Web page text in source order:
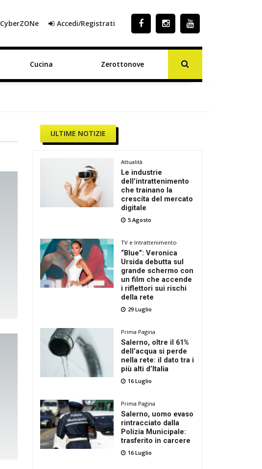
CyberZONe Accedi/Registrati
Cucina Zerottonove
ULTIME NOTIZIE
Attualità
Le industrie
dell’intrattenimento
che trainano la
crescita del mercato
digitale
5 Agosto
TV e Intrattenimento
“Blue”: Veronica
Ursida debutta sul
grande schermo con
un film che accende
i riflettori sui rischi
della rete
29 Luglio
Prima Pagina
Salerno, oltre il 61%
dell’acqua si perde
nella rete: il dato tra i
più alti d’Italia
16 Luglio
Prima Pagina
Salerno, uomo evaso
rintracciato dalla
Polizia Municipale:
trasferito in carcere
16 Luglio